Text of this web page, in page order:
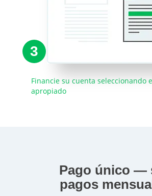
3
Financie su cuenta seleccionando
apropiado
Pago único —
pagos